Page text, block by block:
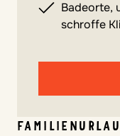
Badeorte,
schroffe